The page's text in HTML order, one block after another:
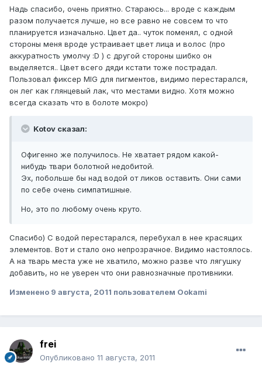
Надь спасибо, очень приятно. Стараюсь... вроде с каждым
разом получается лучше, но все равно не совсем то что
планируется изначально. Цвет да.. чуток поменял, с одной
стороны меня вроде устраивает цвет лица и волос (про
аккуратность умолчу :D ) с другой стороны шибко он
выделяется.. Цвет всего дяди кстати тоже пострадал.
Пользовал фиксер MIG для пигментов, видимо перестарался,
он лег как глянцевый лак, что местами видно. Хотя можно
всегда сказать что в болоте мокро)
Kotov сказал:
Офигенно же получилось. Не хватает рядом какой-
нибудь твари болотной недобитой.
Эх, побольше бы над водой от ликов оставить. Они сами
по себе очень симпатишные.
Но, это по любому очень круто.
Спасибо) С водой перестарался, перебухал в нее красящих
элементов. Вот и стало оно непрозрачное. Видимо настоялось.
А на тварь места уже не хватило, можно разве что лягушку
добавить, но не уверен что они равнозначные противники.
Изменено 9 августа, 2011 пользователем Ookami
frei
Опубликовано 11 августа, 2011